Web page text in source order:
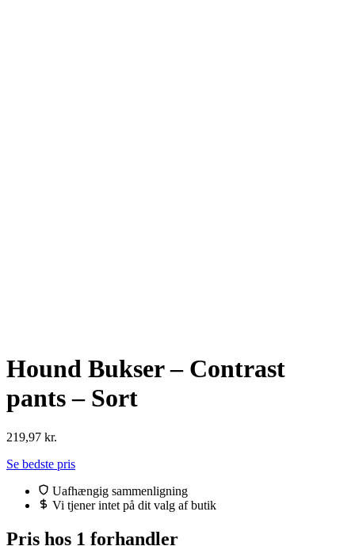
Hound Bukser – Contrast
pants – Sort
219,97 kr.
Se bedste pris
Uafhængig sammenligning
Vi tjener intet på dit valg af butik
Pris hos 1 forhandler